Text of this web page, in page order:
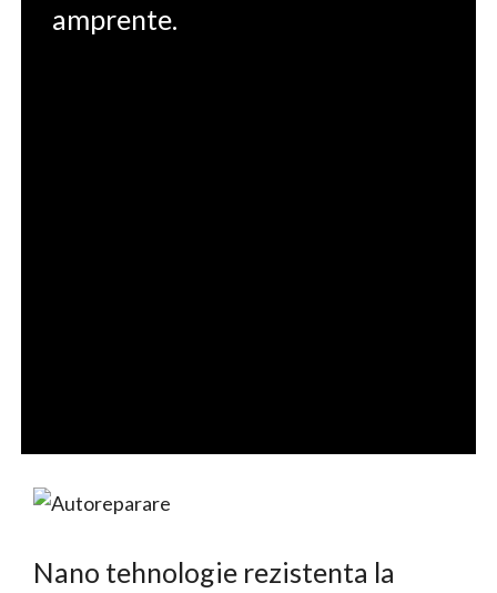
amprente.
Nano tehnologie rezistenta la